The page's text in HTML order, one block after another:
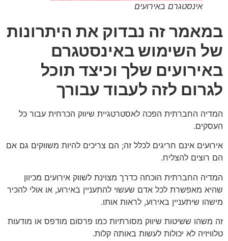
אינסטגרם באירועים
במאמר זה נבדוק את היתרונות
של השימוש באינסטגרם
באירועים שלך וכיצד תוכל
לגרום לזה לעבוד עבורך
המדיה החברתית הפכה לאסטרטגיית שיווק הכרחית עבור כל
העסקים.
אירועים אינם חריגים לכלל זה; הם צריכים להיות משווקים גם אם
הם רוצים להצליח.
המדיה החברתית הוכחה כדרך מצוינת לשווק אירועים מכיוון
שהיא מאפשרת לכל אדם שעשוי להתעניין באירוע, או אולי להכיר
מישהו שיתעניין באירוע, לראות אותו.
זה משהו ששיטות שיווק מסורתיות כמו פרסום מודפס או מודעות
טלוויזיה לא יכולות לעשות באותה קלות.